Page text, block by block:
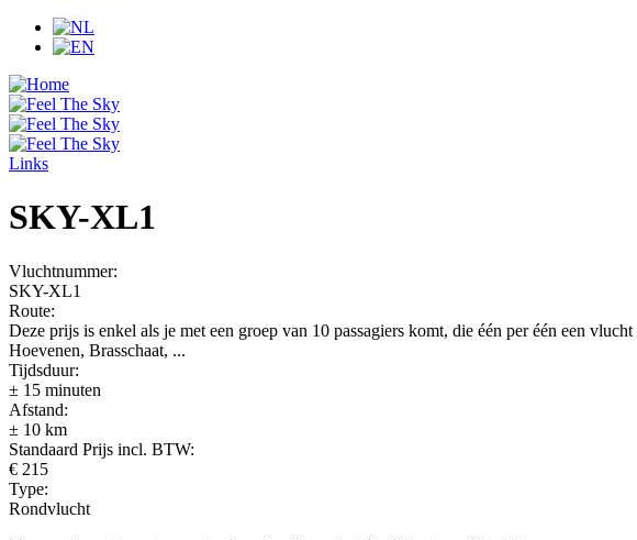
Links
SKY-XL1
Vluchtnummer:
SKY-XL1
Route:
Deze prijs is enkel als je met een groep van 10 passagiers komt, die één per één een
Hoevenen, Brasschaat, ...
Tijdsduur:
± 15 minuten
Afstand:
± 10 km
Standaard Prijs incl. BTW:
€ 215
Type:
Rondvlucht